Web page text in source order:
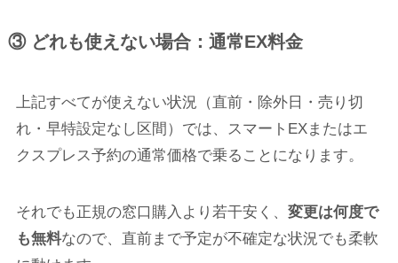
③ どれも使えない場合：通常EX料金
上記すべてが使えない状況（直前・除外日・売り切
れ・早特設定なし区間）では、スマートEXまたはエ
クスプレス予約の通常価格で乗ることになります。
それでも正規の窓口購入より若干安く、 変更は何度で
も無料なので、直前まで予定が不確定な状況でも柔軟